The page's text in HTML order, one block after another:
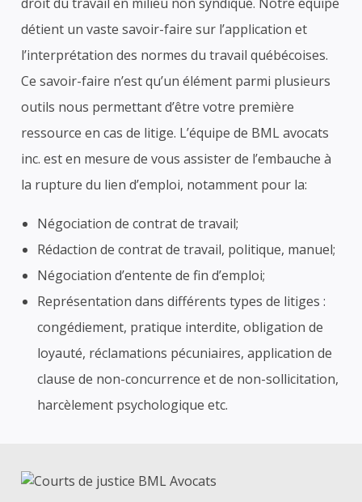
détient un vaste savoir-faire sur l’application et
l’interprétation des normes du travail québécoises.
Ce savoir-faire n’est qu’un élément parmi plusieurs
outils nous permettant d’être votre première
ressource en cas de litige. L’équipe de BML avocats
inc. est en mesure de vous assister de l’embauche à
la rupture du lien d’emploi, notamment pour la:
Négociation de contrat de travail;
Rédaction de contrat de travail, politique, manuel;
Négociation d’entente de fin d’emploi;
Représentation dans différents types de litiges :
congédiement, pratique interdite, obligation de
loyauté, réclamations pécuniaires, application de
clause de non-concurrence et de non-sollicitation,
harcèlement psychologique etc.